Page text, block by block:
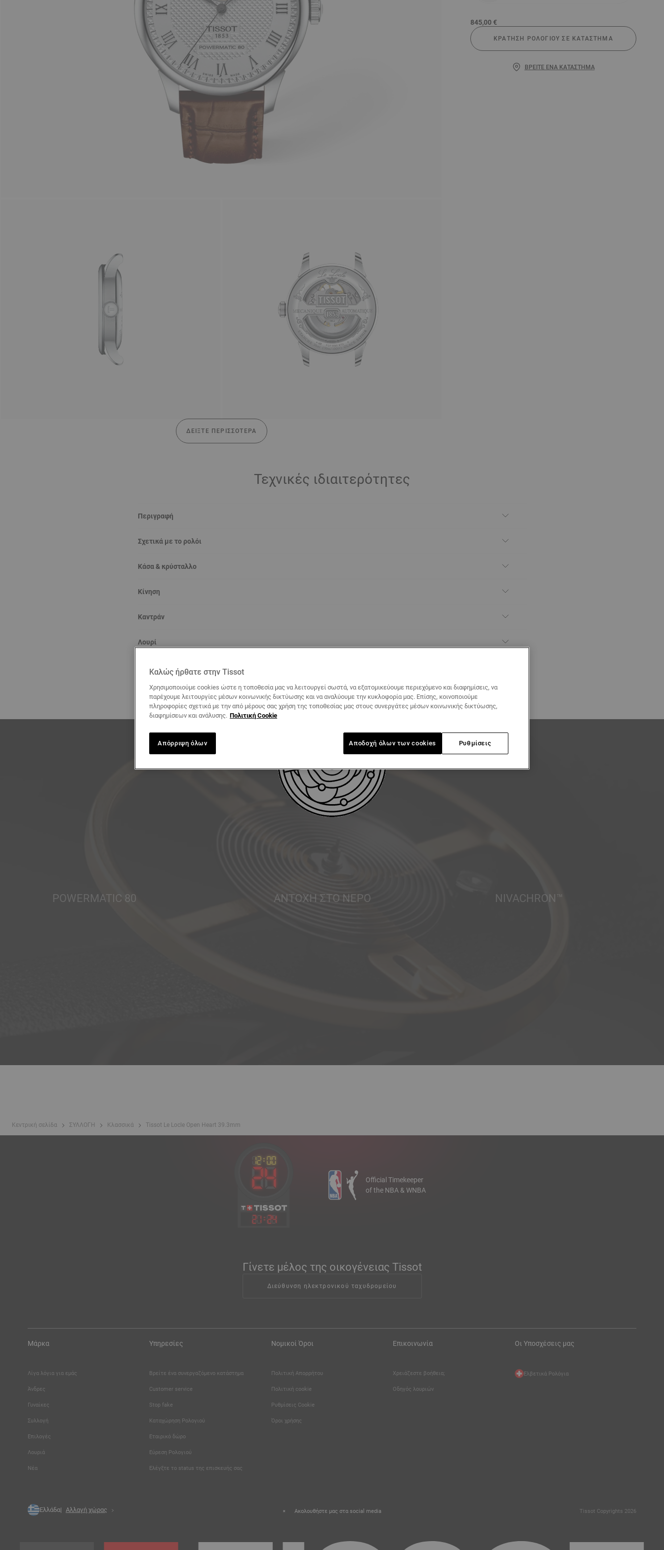
ΔΕΊΞΤΕ ΠΕΡΙΣΣΌΤΕΡΑ
845,00 €
ΚΡΆΤΗΣΗ ΡΟΛΟΓΙΟΎ ΣΕ ΚΑΤΆΣΤΗΜΑ
ΒΡΕΊΤΕ ΈΝΑ ΚΑΤΆΣΤΗΜΑ
Τεχνικές ιδιαιτερότητες
Περιγραφή
Σχετικά με το ρολόι
Κάσα & κρύσταλλο
Κίνηση
Καντράν
Λουρί
POWERMATIC 80 ΑΝΤΟΧΉ ΣΤΟ ΝΕΡΌ NIVACHRON™
Κεντρική σελίδα ΣΥΛΛΟΓΗ Κλασσικά Tissot Le Locle Open Heart 39.3mm
21:24
Official Timekeeper
of the NBA & WNBA
Γίνετε μέλος της οικογένειας Tissot
Διεύθυνση ηλεκτρονικού ταχυδρομείου
Μάρκα
Λίγα λόγια για εμάς
Άνδρες
Γυναίκες
Συλλογή
Επιλογές
Λουριά
Νέα
Υπηρεσίες
Βρείτε ένα συνεργαζόμενο κατάστημα
Customer service
Stop fake
Καταχώρηση Ρολογιού
Εταιρικό δώρο
Εύρεση Ρολογιού
Ελέγξτε το status της επισκευής σας
Νομικοί Όροι
Πολιτική Απορρήτου
Πολιτική cookie
Ρυθμίσεις Cookie
Όροι χρήσης
Επικοινωνία
Χρειάζεστε βοήθεια;
Οδηγός λουριών
Οι Υποσχέσεις μας
Ελβετικά Ρολόγια
Ελλάδα Αλλαγή χώρας Ακολουθήστε μας στα social media Tissot Copyrights 2026
Καλώς ήρθατε στην Tissot
Χρησιμοποιούμε cookies ώστε η τοποθεσία μας να λειτουργεί σωστά, να εξατομικεύουμε περιεχόμενο και διαφημίσεις, να
παρέχουμε λειτουργίες μέσων κοινωνικής δικτύωσης και να αναλύουμε την κυκλοφορία μας. Επίσης, κοινοποιούμε
πληροφορίες σχετικά με την από μέρους σας χρήση της τοποθεσίας μας στους συνεργάτες μέσων κοινωνικής δικτύωσης,
διαφημίσεων και ανάλυσης. Πολιτική Cookie
Ρυθμίσεις
Απόρριψη όλων Αποδοχή όλων των cookies